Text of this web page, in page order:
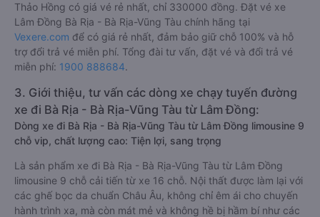
Thảo Hồng có giá vé rẻ nhất, chỉ 330000 đồng. Đặt vé xe
Lâm Đồng Bà Rịa - Bà Rịa-Vũng Tàu chính hãng tại
Vexere.com để có giá rẻ nhất, đảm bảo giữ chỗ 100% và hỗ
trợ đổi trả vé miễn phí. Tổng đài tư vấn, đặt vé và đổi trả vé
miễn phí: 1900 888684.
3. Giới thiệu, tư vấn các dòng xe chạy tuyến đường
xe đi Bà Rịa - Bà Rịa-Vũng Tàu từ Lâm Đồng:
Dòng xe đi Bà Rịa - Bà Rịa-Vũng Tàu từ Lâm Đồng limousine 9
chỗ vip, chất lượng cao: Tiện lợi, sang trọng
Là sản phẩm xe đi Bà Rịa - Bà Rịa-Vũng Tàu từ Lâm Đồng
limousine 9 chỗ cải tiến từ xe 16 chỗ. Nội thất được làm lại với
các ghế bọc da chuẩn Châu Âu, không chỉ êm ái cho chuyến
hành trình xa, mà còn mát mẻ và không hề bị hầm bí như các